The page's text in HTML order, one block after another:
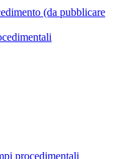
(da pubblicare
procedimentali